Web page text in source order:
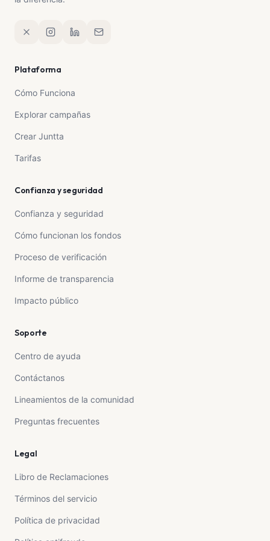
abundantemente a quienes puedan tendernos una
sus corazones.
Plataforma
Cómo Funciona
Explorar campañas
Crear Juntta
Tarifas
Confianza y seguridad
Confianza y seguridad
Cómo funcionan los fondos
Proceso de verificación
Informe de transparencia
Impacto público
Soporte
Centro de ayuda
Contáctanos
Lineamientos de la comunidad
Preguntas frecuentes
Legal
Libro de Reclamaciones
Términos del servicio
Política de privacidad